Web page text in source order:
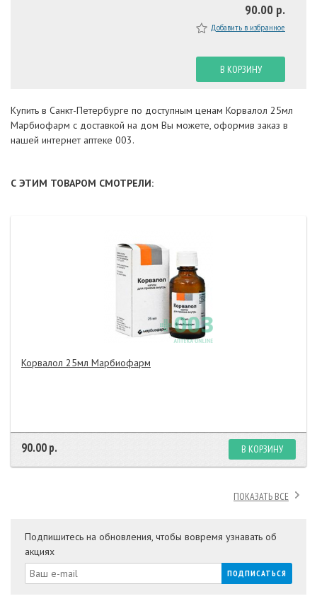
90.00 р.
Добавить в избранное
В КОРЗИНУ
Купить в Санкт-Петербурге по доступным ценам Корвалол 25мл
Марбиофарм с доставкой на дом Вы можете, оформив заказ в
нашей интернет аптеке 003.
С ЭТИМ ТОВАРОМ СМОТРЕЛИ:
Корвалол 25мл Марбиофарм
90.00 р. В КОРЗИНУ
ПОКАЗАТЬ ВСЕ
Подпишитесь на обновления, чтобы вовремя узнавать об
акциях